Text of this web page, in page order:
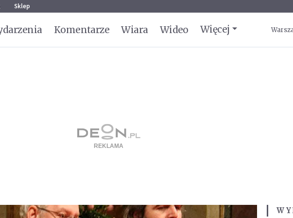
Sklep
Komentarze Wiara Wideo Więcej